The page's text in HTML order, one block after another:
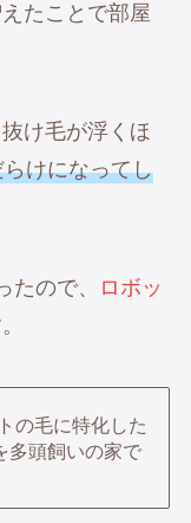
たことで部屋
け毛が浮くほ
けになってし
ので、
ロボッ
の毛に特化した
多頭飼いの家で